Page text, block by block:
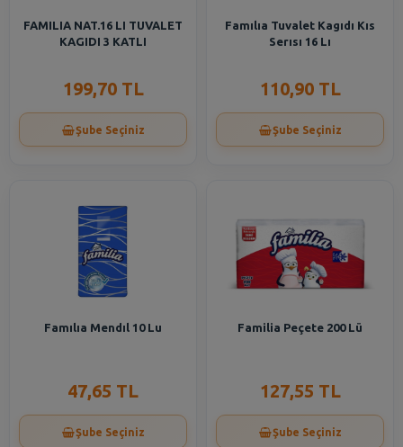
FAMILIA NAT.16 LI TUVALET
KAGIDI 3 KATLI
199,70 TL
Şube Seçiniz
Famılıa Tuvalet Kagıdı Kıs
Serısı 16 Lı
110,90 TL
Şube Seçiniz
Famılıa Mendıl 10 Lu
47,65 TL
Şube Seçiniz
Familia Peçete 200 Lü
127,55 TL
Şube Seçiniz